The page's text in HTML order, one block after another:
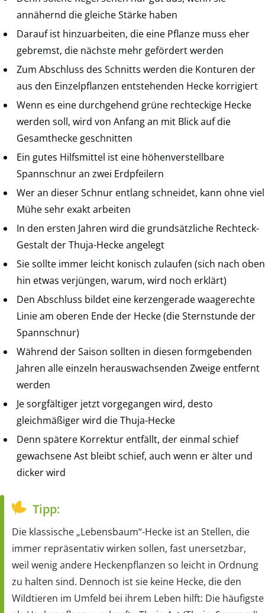
annähernd die gleiche Stärke haben
Darauf ist hinzuarbeiten, die eine Pflanze muss eher
gebremst, die nächste mehr gefördert werden
Zum Abschluss des Schnitts werden die Konturen der
aus den Einzelpflanzen entstehenden Hecke korrigiert
Wenn es eine durchgehend grüne rechteckige Hecke
werden soll, wird von Anfang an mit Blick auf die
Gesamthecke geschnitten
Ein gutes Hilfsmittel ist eine höhenverstellbare
Spannschnur an zwei Erdpfeilern
Wer an dieser Schnur entlang schneidet, kann ohne viel
Mühe sehr exakt arbeiten
In den ersten Jahren wird die grundsätzliche Rechteck-
Gestalt der Thuja-Hecke angelegt
Sie sollte immer leicht konisch zulaufen (sich nach oben
hin etwas verjüngen, warum, wird noch erklärt)
Den Abschluss bildet eine kerzengerade waagerechte
Linie am oberen Ende der Hecke (die Sternstunde der
Spannschnur)
Während der Saison sollten in diesen formgebenden
Jahren alle einzeln herauswachsenden Zweige entfernt
werden
Je sorgfältiger jetzt vorgegangen wird, desto
gleichmäßiger wird die Thuja-Hecke
Denn spätere Korrektur entfällt, der einmal schief
gewachsene Ast bleibt schief, auch wenn er älter und
dicker wird
Tipp:
Die klassische „Lebensbaum“-Hecke ist an Stellen, die
immer repräsentativ wirken sollen, fast unersetzbar,
weil wenig andere Heckenpflanzen so leicht in Ordnung
zu halten sind. Dennoch ist sie keine Hecke, die den
Wildtieren im Umfeld bei ihrem Leben hilft: Die häufigste